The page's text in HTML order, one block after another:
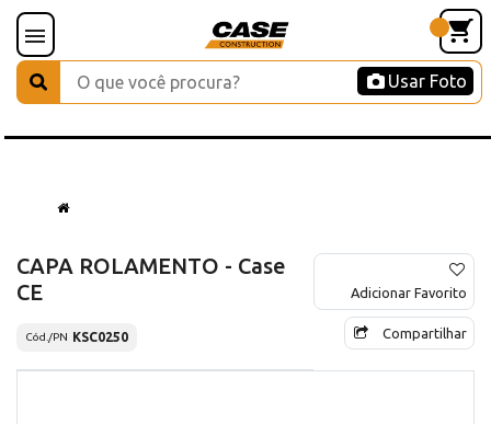
Usar Foto
CAPA ROLAMENTO - Case
CE
Cód./PN KSC0250
Adicionar Favorito
Compartilhar